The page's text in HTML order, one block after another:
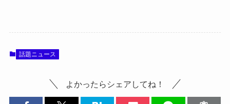
話題ニュース
よかったらシェアしてね！